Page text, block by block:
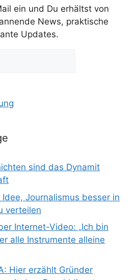
ein und Du erhältst von
News, praktische
Updates.
sind das Dynamit
Journalismus besser in
verteilen
Internet-Video: „Ich bin
alle Instrumente alleine
Hier erzählt Gründer